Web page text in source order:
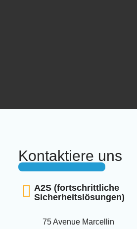
Kontaktiere uns
A2S (fortschrittliche
Sicherheitslösungen)
75 Avenue Marcellin